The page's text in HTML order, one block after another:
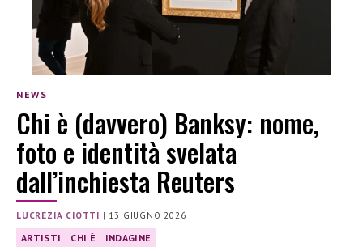
NEWS
Chi è (davvero) Banksy: nome,
foto e identità svelata
dall’inchiesta Reuters
LUCREZIA CIOTTI | 13 GIUGNO 2026
ARTISTI CHI È INDAGINE